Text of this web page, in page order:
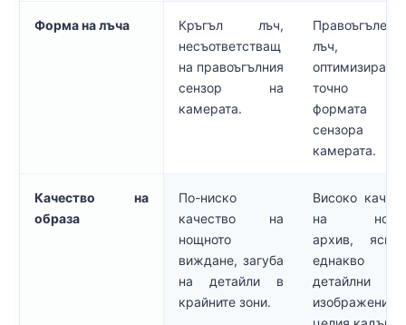
Форма на лъча
Кръгъл лъч,
несъответстващ
на правоъгълния
сензор на
камерата.
Правоъгълен
лъч,
оптимизиран
точно
формата
сензора
камерата.
Качество на
образа
По-ниско
качество на
нощното
виждане, загуба
на детайли в
крайните зони.
Високо
на
архив,
еднакво
детайлни